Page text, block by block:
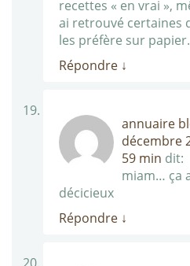
recettes « en vrai »,
ai retrouvé certaines
les préfère sur
Répondre ↓
annuaire
décembre
59 min dit:
miam… ça
décicieux
Répondre ↓